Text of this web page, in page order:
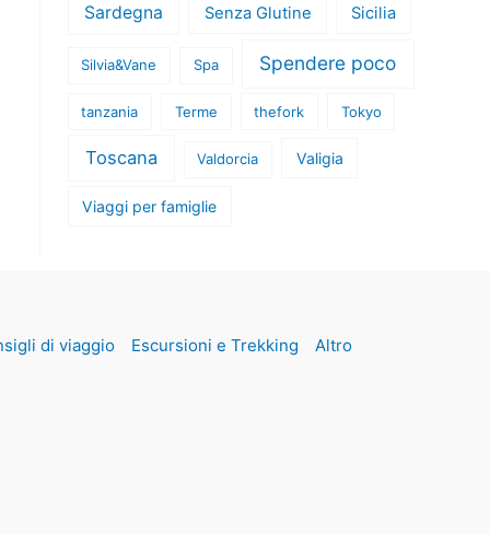
Sardegna Senza Glutine Sicilia
Silvia&Vane Spa Spendere poco
tanzania Terme thefork Tokyo
Toscana Valdorcia Valigia
Viaggi per famiglie
di viaggio Escursioni e Trekking Altro